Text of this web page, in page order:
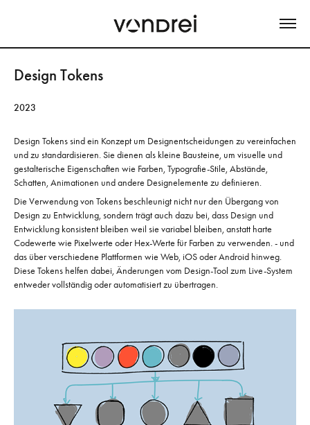
Design Tokens
2023
Design Tokens sind ein Konzept um Designentscheidungen zu vereinfachen
und zu standardisieren. Sie dienen als kleine Bausteine, um visuelle und
gestalterische Eigenschaften wie Farben, Typografie-Stile, Abstände,
Schatten, Animationen und andere Designelemente zu definieren.
Die Verwendung von Tokens beschleunigt nicht nur den Übergang von
Design zu Entwicklung, sondern trägt auch dazu bei, dass Design und
Entwicklung konsistent bleiben weil sie variabel bleiben, anstatt harte
Codewerte wie Pixelwerte oder Hex-Werte für Farben zu verwenden. - und
das über verschiedene Plattformen wie Web, iOS oder Android hinweg.
Diese Tokens helfen dabei, Änderungen vom Design-Tool zum Live-System
entweder vollständig oder automatisiert zu übertragen.